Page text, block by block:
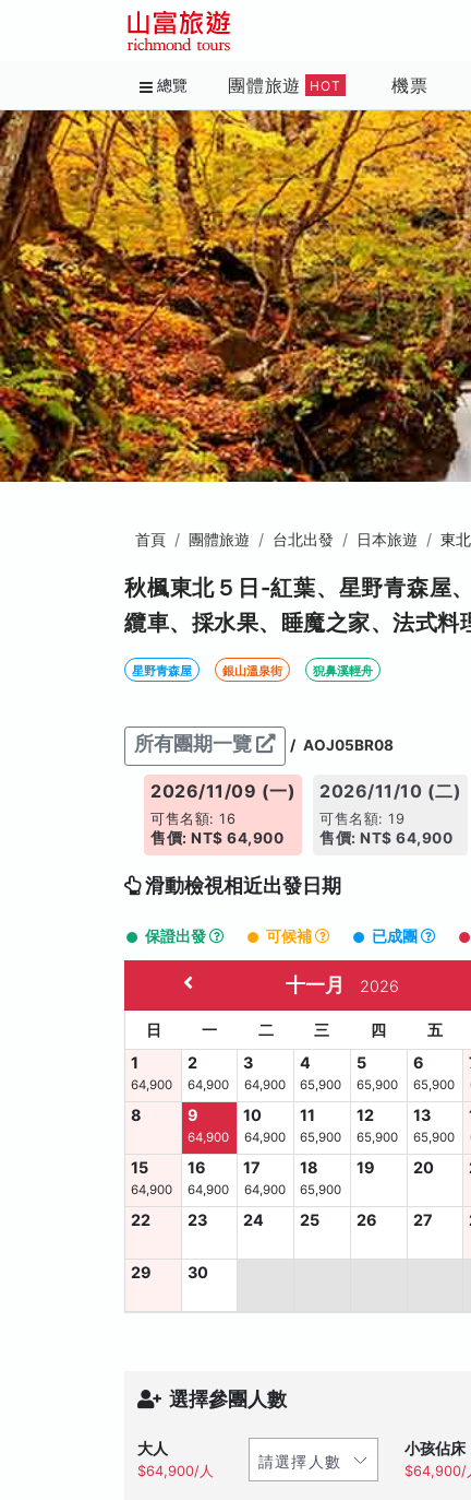
總覽 團體旅遊 HOT 機票
首頁 團體旅遊 台北出發 日本旅遊 東
秋楓東北５日-紅葉、星野青森屋
纜車、採水果、睡魔之家、法式料
星野青森屋 銀山溫泉街 猊鼻溪輕舟
所有團期一覽 / AOJ05BR08
2026/11/09 (一)
可售名額: 16
售價: NT$ 64,900
2026/11/10 (二)
可售名額: 19
售價: NT$ 64,900
滑動檢視相近出發日期
保證出發 可候補 已成團
十一月 2026
日 一 二 三 四 五
1
64,900
2
64,900
3
64,900
4
65,900
5
65,900
6
65,900
8 9
64,900
10
64,900
11
65,900
12
65,900
13
65,900
15
64,900
16
64,900
17
64,900
18
65,900
19 20
22 23 24 25 26 27
29 30
選擇參團人數
大人
$64,900/人
小孩佔床
$64,900/